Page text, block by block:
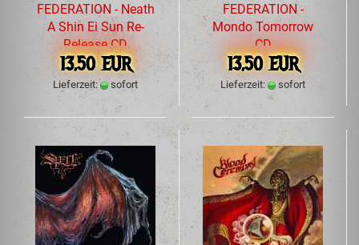
FEDERATION - Neath
A Shin Ei Sun Re-
Release CD
13,50 EUR
Lieferzeit: sofort
FEDERATION -
Mondo Tomorrow
CD
13,50 EUR
Lieferzeit: sofort